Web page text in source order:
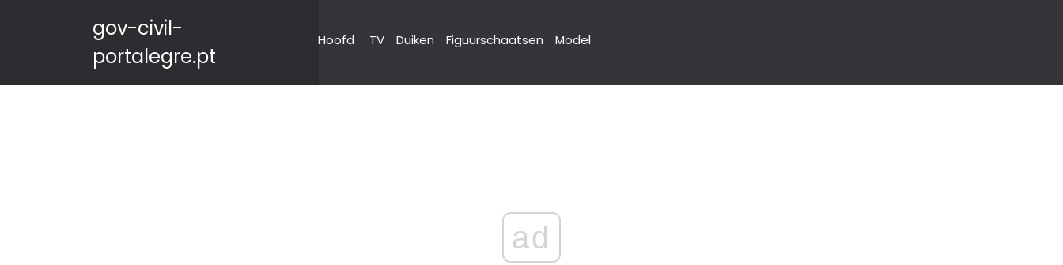
gov-civil-
portalegre.pt
Hoofd TV Duiken Figuurschaatsen Model
ad